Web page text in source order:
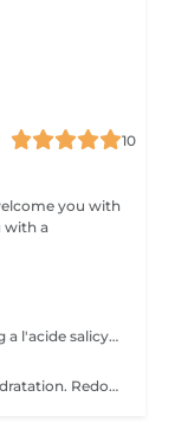
10
you with
with a
Idéale pour cibler les cornes du pieds. Peeling a l'acide salicylique avec exfoliation. Pieds doux garanti
Soin complet des pieds : coupe, limage et hydratation. Redonne douceur et confort.